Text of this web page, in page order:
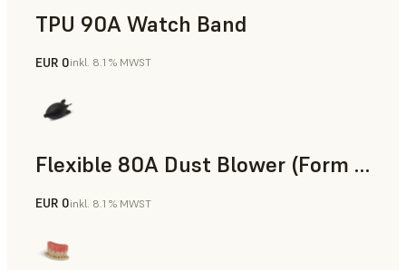
TPU 90A Watch Band
SLS-Pulver
EUR 0inkl. 8.1 % MWST
Flexible 80A Dust Blower (Form 4)
EUR 0inkl. 8.1 % MWST